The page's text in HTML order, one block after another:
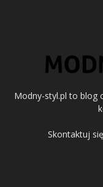
Modny-styl.pl to blog
Skontaktuj